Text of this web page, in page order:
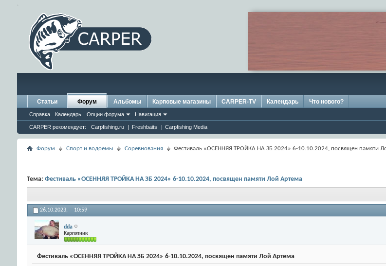
.
Статьи Форум
Справка Календарь Опции форума Навигация
CARPER рекомендует: Carpfishing.ru | Freshbaits | Carpfishing Media
Альбомы Карповые магазины CARPER-TV Календарь Что нового?
Форум Спорт и водоемы Соревнования Фестиваль «ОСЕННЯЯ ТРОЙКА НА ЗБ 2024» 6-10.10.2024, посвящен памяти
Тема: Фестиваль «ОСЕННЯЯ ТРОЙКА НА ЗБ 2024» 6-10.10.2024, посвящен памяти Лой Артема
26.10.2023, 10:59
dda
Карпятник
Фестиваль «ОСЕННЯЯ ТРОЙКА НА ЗБ 2024» 6-10.10.2024, посвящен памяти Лой Артема